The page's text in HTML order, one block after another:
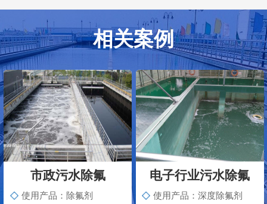
相关案例
市政污水除氟
使用产品：除氟剂
电子行业污水除氟
使用产品：深度除氟剂